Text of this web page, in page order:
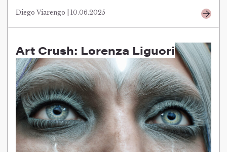
Diego Viarengo | 10.06.2025
Art Crush: Lorenza Liguori